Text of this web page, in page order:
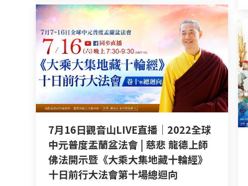
7月16日觀音山LIVE直播｜2022全球
中元普度盂蘭盆法會 | 慈悲 龍德上師
佛法開示暨《大乘大集地藏十輪經》
十日前行大法會第十場總迴向